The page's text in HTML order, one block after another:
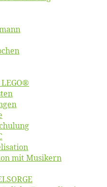
mit Musikern